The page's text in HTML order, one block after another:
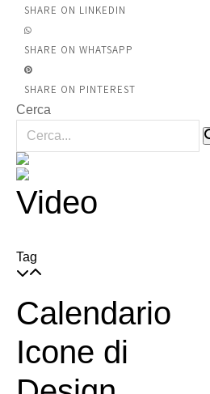
SHARE ON LINKEDIN
SHARE ON WHATSAPP
SHARE ON PINTEREST
Cerca
Video
Tag
Calendario
Icone di